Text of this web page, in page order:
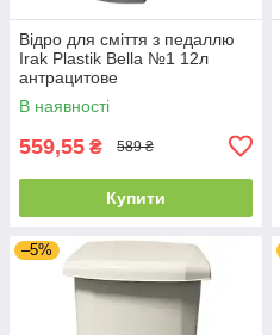
Відро для сміття з педаллю
Irak Plastik Bella №1 12л
антрацитове
В наявності
559,55 ₴ 589 ₴
Купити
–5%